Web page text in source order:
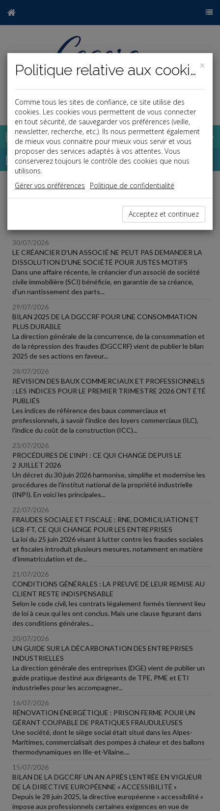
a
Base documentaire
Dépêches
Liste des dernières dépêches
30/07/2026
LE CRÉANCIER D'UN ASSOCIÉ NE PEUT PAS DEMANDER LA
DISSOLUTION D'UNE SOCIÉTÉ POUR JUSTES MOTIFS
Dans une affaire récente, le créancier d'un associé de société
civile immobilière (SCI) bénéficie, en garantie de sa créance,
d'un nantissement des parts...
29/07/2026
BILAN 2025 DE LA DGCCRF POUR UNE CONSOMMATION
PLUS DURABLE
La direction générale de la concurrence, de la consommation et
de la répression des fraudes (DGCCRF) vient de publier le bilan
2025 de ses actions en faveur...
28/07/2026
RÉVISION DES BAUX COMMERCIAUX ET PROFESSIONNELS
: LES INDICES POUR LE PREMIER TRIMESTRE 2026 ONT ÉTÉ
PUBLIÉS
Les indices de référence des baux commerciaux et
professionnels, à savoir l'indice des loyers commerciaux (ILC),
l'indice du coût de la construction (ICC)...
23/07/2026
PROCÉDURES DE L'INPI : CE QUI CHANGE DEPUIS LE
2 JUILLET 2026
Un décret du 30 juin 2026 harmonise, simplifie et modernise les
procédures de l'institut national de la propriété industrielle
(INPI). En voici les principales...
22/07/2026
FRAUDES SOCIALE ET FISCALE : RNE, DOMICILIATION ET
LCB-FT, CE QUI CHANGE POUR LES ENTREPRISES
La loi du 25 juin 2026 visant à lutter contre les fraudes sociales
et fiscales introduit plusieurs mesures, notamment en matière
d'immatriculation et de...
21/07/2026
CONDITIONS GÉNÉRALES : LA PREUVE DE LEUR REMISE AU
CLIENT RESTE INDISPENSABLE
Selon le code civil, les contrats légalement formés tiennent lieu
de loi à ceux qui les ont conclus. Mais une clause figurant dans
des conditions générales...
20/07/2026
UN GUIDE SUR LA DÉCARBONATION DES ENTREPRISES
INDUSTRIELLES
La direction générale des entreprises (DGE) vient de publier un
guide pratique destiné aux dirigeants de TPE, PME et ETI
industrielles pour les accompagner...
16/07/2026
RÉNOVATION ÉNERGÉTIQUE : PRISON FERME POUR UN
GÉRANT COUPABLE DE PRATIQUES FRAUDULEUSES
Une société, dont le siège social était situé dans les Alpes-
Maritimes, commercialisait des pompes à chaleur et des ballons
thermodynamiques en Ille-et-Vilaine....
15/07/2026
BILAN DE LA DGCCRF UN AN APRÈS L'ENTRÉE EN VIGUEUR
DE LA DIRECTIVE EUROPÉENNE « ACCESSIBILITÉ »
Depuis le 28 juin 2025, la directive européenne « accessibilité »
impose aux professionnels certaines exigences en vue de
×
Politique relative aux cookies
Comme tous les sites de confiance, ce site utilise des
cookies. Les cookies vous permettent de vous connecter
en tout sécurité, de sauvegarder vos préférences (veille,
newsletter, recherche, etc.). Ils nous permettent également
de mieux vous connaitre pour mieux vous servir et vous
proposer des services adaptés à vos attentes. Vous
conserverez toujours le contrôle des cookies que nous
utilisons.
Gérer vos préférences
Politique de confidentialité
Acceptez et continuez